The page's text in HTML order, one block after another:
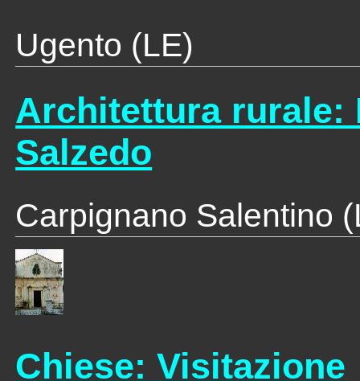
Ugento (LE)
Architettura rurale:
Salzedo
Carpignano Salentino
Chiese: Visitazione